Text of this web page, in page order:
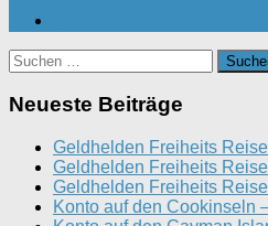
Suchen
nach:
Neueste Beiträge
Geldhelden Freiheits
Geldhelden Freiheits
Geldhelden Freiheits
Konto auf den Cookinseln